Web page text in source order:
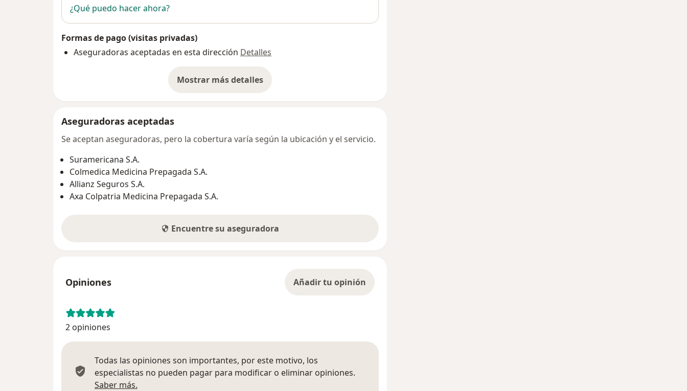
¿Qué puedo hacer ahora?
Formas de pago (visitas privadas)
Aseguradoras aceptadas en esta dirección Detalles
Mostrar más detalles
sobre la dirección
Aseguradoras aceptadas
Se aceptan aseguradoras, pero la cobertura varía según la ubicación y el servicio.
Suramericana S.A.
Colmedica Medicina Prepagada S.A.
Allianz Seguros S.A.
Axa Colpatria Medicina Prepagada S.A.
Encuentre su aseguradora
Opiniones Añadir tu opinión
2 opiniones
Todas las opiniones son importantes, por este motivo, los
especialistas no pueden pagar para modificar o eliminar opiniones.
Saber más.